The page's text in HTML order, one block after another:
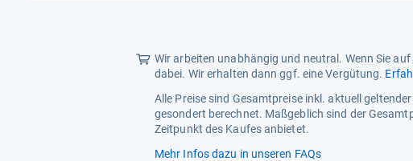
Wir arbeiten unabhängig und neutral. Wenn Sie
dabei. Wir erhalten dann ggf. eine Vergütung.
Alle Preise sind Gesamtpreise inkl. aktuell
gesondert berechnet. Maßgeblich sind der
Zeitpunkt des Kaufes anbietet.
Mehr Infos dazu in unseren FAQs